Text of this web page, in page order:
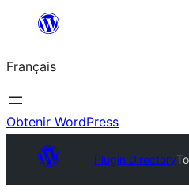
contenu
Français
Obtenir WordPress
Plugin Directory